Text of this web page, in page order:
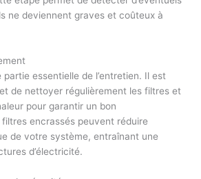
ne deviennent graves et coûteux à
essentielle de l’entretien. Il est
de nettoyer régulièrement les filtres et
pour garantir un bon
encrassés peuvent réduire
de votre système, entraînant une
d’électricité.